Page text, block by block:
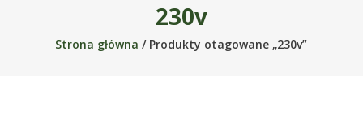
230v
Strona główna / Produkty otagowane „230v”